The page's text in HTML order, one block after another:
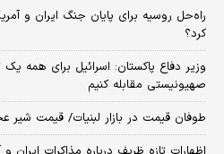
راه‌حل روسیه برای پایان جنگ ایران و
کرد؟
وزیر دفاع پاکستان: اسرائیل برای همه
صهیونیستی مقابله کنیم
طوفان قیمت در بازار لبنیات/ قیمت